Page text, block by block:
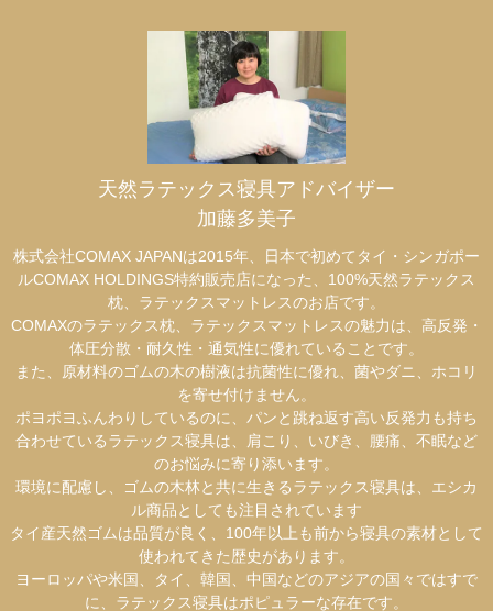
天然ラテックス寝具アドバイザー
加藤多美子
株式会社COMAX JAPANは2015年、日本で初めてタイ・シンガポー
ルCOMAX HOLDINGS特約販売店になった、100%天然ラテックス
枕、ラテックスマットレスのお店です。
COMAXのラテックス枕、ラテックスマットレスの魅力は、高反発・
体圧分散・耐久性・通気性に優れていることです。
また、原材料のゴムの木の樹液は抗菌性に優れ、菌やダニ、ホコリ
を寄せ付けません。
ポヨポヨふんわりしているのに、パンと跳ね返す高い反発力も持ち
合わせているラテックス寝具は、肩こり、いびき、腰痛、不眠など
のお悩みに寄り添います。
環境に配慮し、ゴムの木林と共に生きるラテックス寝具は、エシカ
ル商品としても注目されています
タイ産天然ゴムは品質が良く、100年以上も前から寝具の素材として
使われてきた歴史があります。
ヨーロッパや米国、タイ、韓国、中国などのアジアの国々ではすで
に、ラテックス寝具はポピュラーな存在です。